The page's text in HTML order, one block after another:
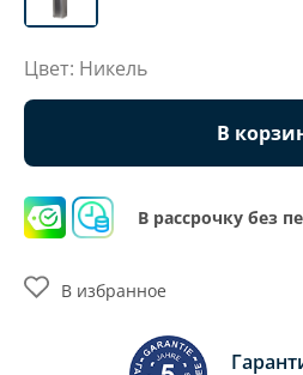
Цвет: Никель
В
В рассрочку без
В избранное